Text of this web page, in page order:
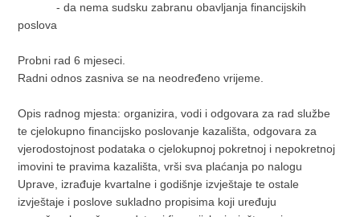
- da nema sudsku zabranu obavljanja financijskih
poslova
Probni rad 6 mjeseci.
Radni odnos zasniva se na neodređeno vrijeme.
Opis radnog mjesta: organizira, vodi i odgovara za rad službe
te cjelokupno financijsko poslovanje kazališta, odgovara za
vjerodostojnost podataka o cjelokupnoj pokretnoj i nepokretnoj
imovini te pravima kazališta, vrši sva plaćanja po nalogu
Uprave, izrađuje kvartalne i godišnje izvještaje te ostale
izvještaje i poslove sukladno propisima koji uređuju